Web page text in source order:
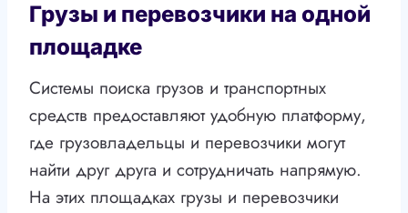
Грузы и перевозчики на одной
площадке
Системы поиска грузов и транспортных
средств предоставляют удобную платформу,
где грузовладельцы и перевозчики могут
найти друг друга и сотрудничать напрямую.
На этих площадках грузы и перевозчики